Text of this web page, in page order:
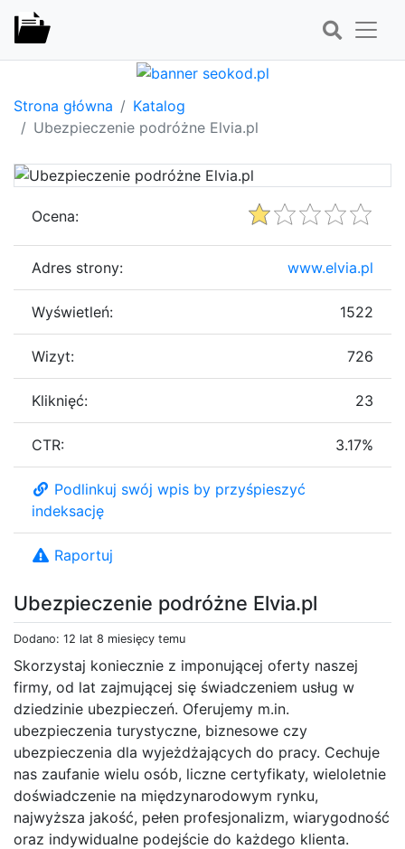
Strona główna
Katalog
Ubezpieczenie podróżne Elvia.pl
Ubezpieczenie podróżne Elvia.pl
Dodano: 12 lat 8 miesięcy temu
Skorzystaj koniecznie z imponującej oferty naszej
firmy, od lat zajmującej się świadczeniem usług w
dziedzinie ubezpieczeń. Oferujemy m.in.
ubezpieczenia turystyczne, biznesowe czy
ubezpieczenia dla wyjeżdżających do pracy. Cechuje
nas zaufanie wielu osób, liczne certyfikaty, wieloletnie
doświadczenie na międzynarodowym rynku,
najwyższa jakość, pełen profesjonalizm, wiarygodność
oraz indywidualne podejście do każdego klienta.
Ocena:
Adres strony: www.elvia.pl
Wyświetleń: 1522
Wizyt: 726
Kliknięć: 23
CTR: 3.17%
Podlinkuj swój wpis by przyśpieszyć
indeksację
Raportuj